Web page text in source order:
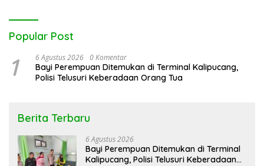
Popular Post
1 6 Agustus 2026 0 Komentar
Bayi Perempuan Ditemukan di Terminal Kalipucang,
Polisi Telusuri Keberadaan Orang Tua
Berita Terbaru
6 Agustus 2026
Bayi Perempuan Ditemukan di Terminal
Kalipucang, Polisi Telusuri Keberadaan